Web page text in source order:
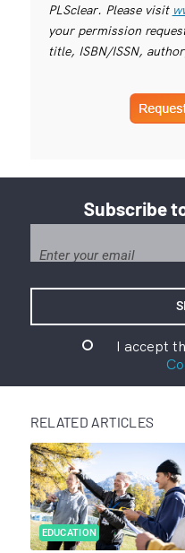
PLSclear. Please visit
your permission
title, ISBN/ISSN,
Subscribe
I accept
RELATED ARTICLES
EDUCATION